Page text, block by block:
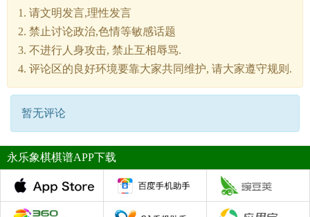
1. 请文明发言,理性发言
2. 禁止讨论政治,色情等敏感话题
3. 不进行人身攻击, 禁止互相辱骂.
4. 评论区的良好环境要靠大家共同维护, 请大家遵守规则.
暂无评论
永乐象棋棋谱APP下载